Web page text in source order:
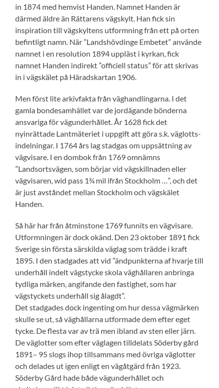
in 1874 med hemvist Handen. Namnet Handen är
därmed äldre än Rättarens vägskylt. Han fick sin
inspiration till vägskyltens utformning från ett på orten
befintligt namn. När ”Landshövdinge Embetet” använde
namnet i en resolution 1894 uppläst i kyrkan, fick
namnet Handen indirekt ”officiell status” för att skrivas
in i vägskälet på Häradskartan 1906.
Men först lite arkivfakta från väghandlingarna. I det
gamla bondesamhället var de jordägande bönderna
ansvariga för vägunderhållet. År 1628 fick det
nyinrättade Lantmäteriet i uppgift att göra s.k. väglotts-
indelningar. I 1764 års lag stadgas om uppsättning av
vägvisare. I en dombok från 1769 omnämns
”Landsortsvägen, som börjar vid vägskillnaden eller
vägvisaren, wid pass 1¾ mil ifrån Stockholm …”, och det
är just avståndet mellan Stockholm och vägskälet
Handen.
Så här har från åtminstone 1769 funnits en vägvisare.
Utformningen är dock okänd. Den 23 oktober 1891 fick
Sverige sin första särskilda väglag som trädde i kraft
1895. I den stadgades att vid ”ändpunkterna af hvarje till
underhåll indelt vägstycke skola väghållaren anbringa
tydliga märken, angifande den fastighet, som har
vägstyckets underhåll sig ålagdt”.
Det stadgades dock ingenting om hur dessa vägmärken
skulle se ut, så väghållarna utformade dem efter eget
tycke. De flesta var av trä men ibland av sten eller järn.
De väglotter som efter väglagen tilldelats Söderby gård
1891– 95 slogs ihop tillsammans med övriga väglotter
och delades ut igen enligt en vägåtgärd från 1923.
Söderby Gård hade både vägunderhållet och